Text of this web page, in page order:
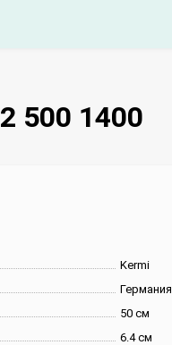
500 1400
Kermi
Германия
50 см
6.4 см